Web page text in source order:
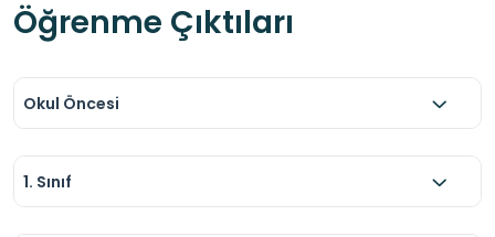
Öğrenme Çıktıları
Okul Öncesi
1. Sınıf